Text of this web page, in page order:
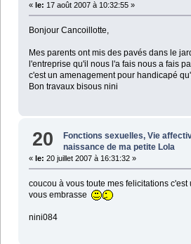
« le: 17 août 2007 à 10:32:55 »
Bonjour Cancoillotte,
Mes parents ont mis des pavés dans le
l'entreprise qu'il nous l'a fais nous a fais
c'est un amenagement pour handicapé
Bon travaux bisous nini
20 Fonctions sexuelles, Vie
naissance de ma petite Lola
« le: 20 juillet 2007 à 16:31:32 »
coucou à vous toute mes felicitations
vous embrasse
nini084